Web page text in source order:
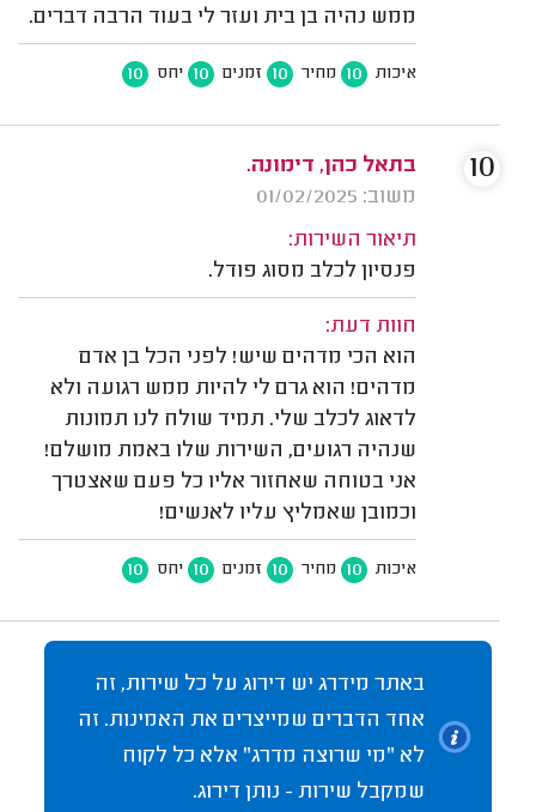
ממש נהיה בן בית ועזר לי בעוד הרבה דברים.
איכות 10 מחיר 10 זמנים 10 יחס 10
בתאל כהן, דימונה.
משוב: 01/02/2025
תיאור השירות:
פנסיון לכלב מסוג פודל.
חוות דעת:
הוא הכי מדהים שיש! לפני הכל בן אדם
מדהים! הוא גרם לי להיות ממש רגועה ולא
לדאוג לכלב שלי. תמיד שולח לנו תמונות
שנהיה רגועים, השירות שלו באמת מושלם!
אני בטוחה שאחזור אליו כל פעם שאצטרך
וכמובן שאמליץ עליו לאנשים!
איכות 10 מחיר 10 זמנים 10 יחס 10
10
באתר מידרג יש דירוג על כל שירות, זה
אחד הדברים שמייצרים את האמינות. זה
לא "מי שרוצה מדרג" אלא כל לקוח
שמקבל שירות - נותן דירוג.